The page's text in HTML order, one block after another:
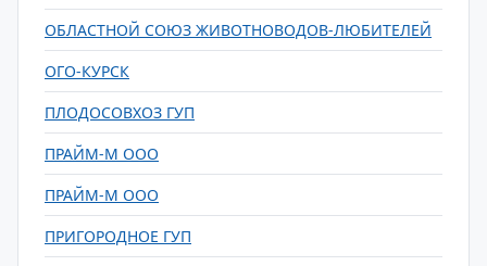
ОБЛАСТНОЙ СОЮЗ ЖИВОТНОВОДОВ-ЛЮБИТЕЛЕЙ
ОГО-КУРСК
ПЛОДОСОВХОЗ ГУП
ПРАЙМ-М ООО
ПРАЙМ-М ООО
ПРИГОРОДНОЕ ГУП